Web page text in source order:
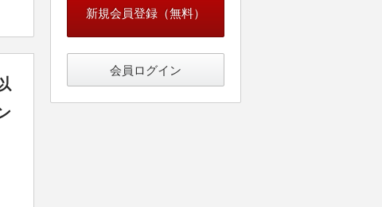
新規会員登録（無料）
会員ログイン